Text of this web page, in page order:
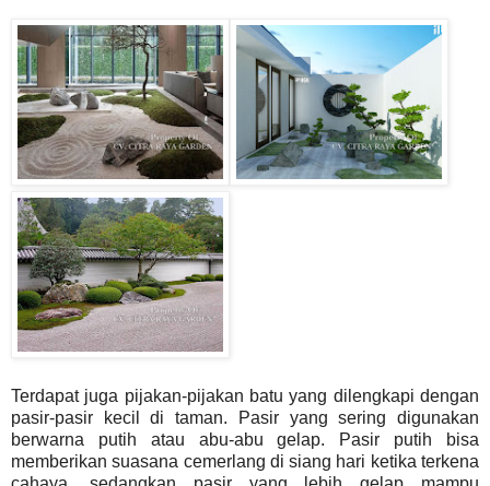
Terdapat juga pijakan-pijakan batu yang dilengkapi dengan
pasir-pasir kecil di taman. Pasir yang sering digunakan
berwarna putih atau abu-abu gelap. Pasir putih bisa
memberikan suasana cemerlang di siang hari ketika terkena